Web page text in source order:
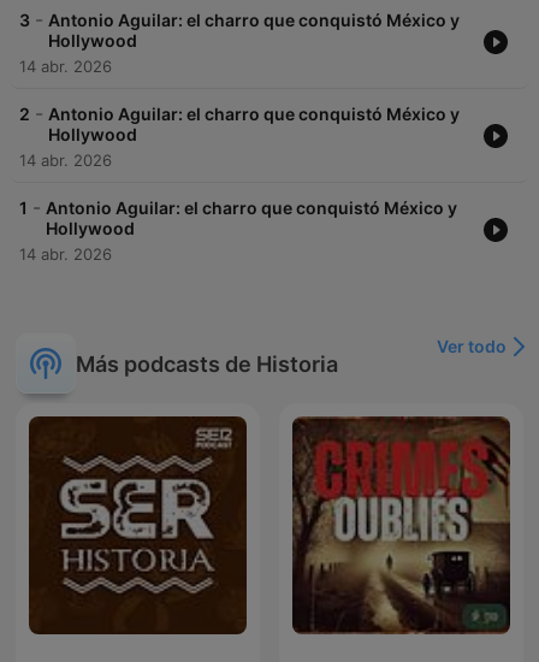
3 - Antonio Aguilar: el charro que conquistó México y
Hollywood
14 abr. 2026
2 - Antonio Aguilar: el charro que conquistó México y
Hollywood
14 abr. 2026
1 - Antonio Aguilar: el charro que conquistó México y
Hollywood
14 abr. 2026
Más podcasts de Historia
Ver todo